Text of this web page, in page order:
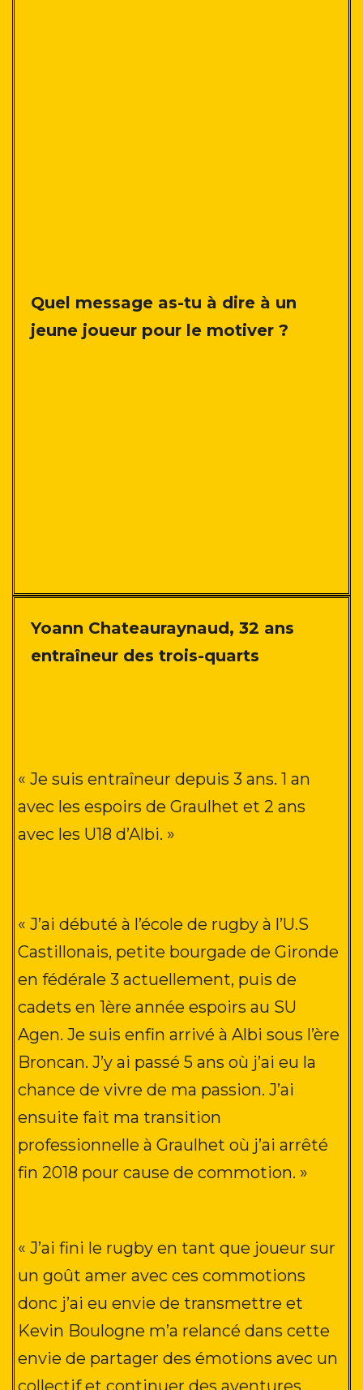
Quel message as-tu à dire à un
jeune joueur pour le motiver ?
Yoann Chateauraynaud, 32 ans
entraîneur des trois-quarts
« Je suis entraîneur depuis 3 ans. 1 an
avec les espoirs de Graulhet et 2 ans
avec les U18 d’Albi. »
« J’ai débuté à l’école de rugby à l’U.S
Castillonais, petite bourgade de Gironde
en fédérale 3 actuellement, puis de
cadets en 1ère année espoirs au SU
Agen. Je suis enfin arrivé à Albi sous l’ère
Broncan. J’y ai passé 5 ans où j’ai eu la
chance de vivre de ma passion. J’ai
ensuite fait ma transition
professionnelle à Graulhet où j’ai arrêté
fin 2018 pour cause de commotion. »
« J’ai fini le rugby en tant que joueur sur
un goût amer avec ces commotions
donc j’ai eu envie de transmettre et
Kevin Boulogne m’a relancé dans cette
envie de partager des émotions avec un
collectif et continuer des aventures